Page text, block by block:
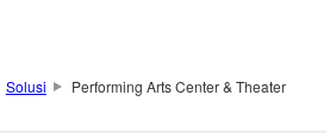
Solusi Performing Arts Center & Theater